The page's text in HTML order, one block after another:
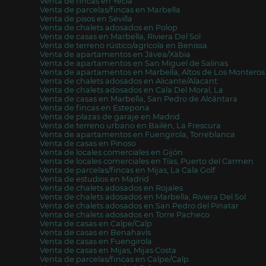
Venta de parcelas/fincas en Marbella
Venta de pisos en Sevilla
Venta de chalets adosados en Polop
Venta de casas en Marbella, Riviera Del Sol
Venta de terreno rústico/agrícola en Benissa
Venta de apartamentos en Jávea/Xàbia
Venta de apartamentos en San Miguel de Salinas
Venta de apartamentos en Marbella, Altos de Los Monteros
Venta de chalets adosados en Alicante/Alacant
Venta de chalets adosados en Cala Del Moral, La
Venta de casas en Marbella, San Pedro de Alcántara
Venta de fincas en Estepona
Venta de plazas de garaje en Madrid
Venta de terreno urbano en Bailén, La Frescura
Venta de apartamentos en Fuengirola, Torreblanca
Venta de casas en Pinoso
Venta de locales comerciales en Gijón
Venta de locales comerciales en Tías, Puerto del Carmen
Venta de parcelas/fincas en Mijas, La Cala Golf
Venta de estudios en Madrid
Venta de chalets adosados en Rojales
Venta de chalets adosados en Marbella, Riviera Del Sol
Venta de chalets adosados en San Pedro del Pinatar
Venta de chalets adosados en Torre Pacheco
Venta de casas en Calpe/Calp
Venta de casas en Benahavís
Venta de casas en Fuengirola
Venta de casas en Mijas, Mijas Costa
Venta de parcelas/fincas en Calpe/Calp